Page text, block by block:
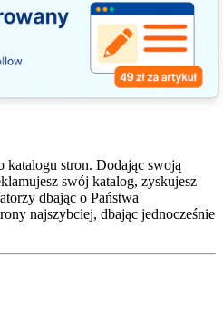
katalogu stron. Dodając swoją
swój katalog, zyskujesz
dbając o Państwa
najszybciej, dbając jednocześnie